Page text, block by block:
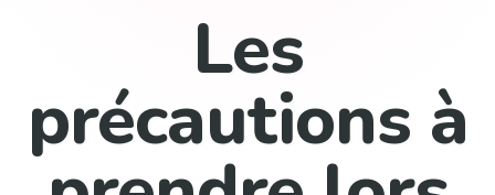
Les
précautions à